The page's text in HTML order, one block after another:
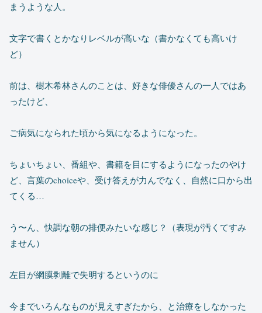
まうような人。
文字で書くとかなりレベルが高いな（書かなくても高いけ
ど）
前は、樹木希林さんのことは、好きな俳優さんの一人ではあ
ったけど、
ご病気になられた頃から気になるようになった。
ちょいちょい、番組や、書籍を目にするようになったのやけ
ど、言葉のchoiceや、受け答えが力んでなく、自然に口から出
てくる…
う〜ん、快調な朝の排便みたいな感じ？（表現が汚くてすみ
ません）
左目が網膜剥離で失明するというのに
今までいろんなものが見えすぎたから、と治療をしなかった